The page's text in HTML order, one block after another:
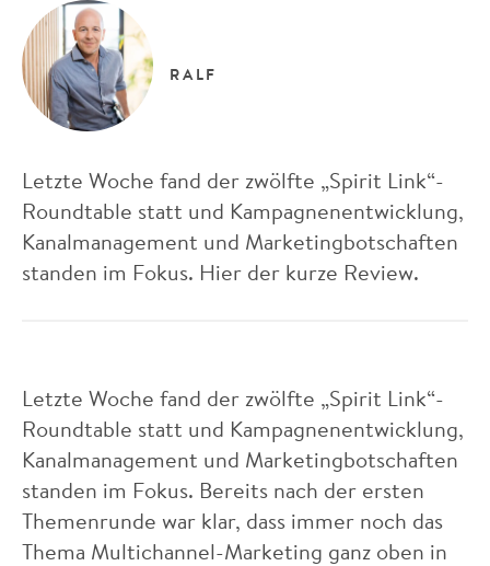
RALF
Letzte Woche fand der zwölfte „Spirit Link“-
Roundtable statt und Kampagnenentwicklung,
Kanalmanagement und Marketingbotschaften
standen im Fokus. Hier der kurze Review.
Letzte Woche fand der zwölfte „Spirit Link“-
Roundtable statt und Kampagnenentwicklung,
Kanalmanagement und Marketingbotschaften
standen im Fokus. Bereits nach der ersten
Themenrunde war klar, dass immer noch das
Thema Multichannel-Marketing ganz oben in